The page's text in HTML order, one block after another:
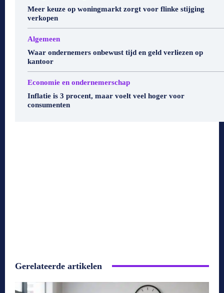
Meer keuze op woningmarkt zorgt voor flinke stijging
verkopen
Algemeen
Waar ondernemers onbewust tijd en geld verliezen op
kantoor
Economie en ondernemerschap
Inflatie is 3 procent, maar voelt veel hoger voor
consumenten
Gerelateerde artikelen